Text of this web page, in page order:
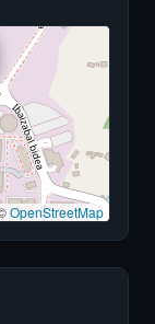
OpenStreetMap